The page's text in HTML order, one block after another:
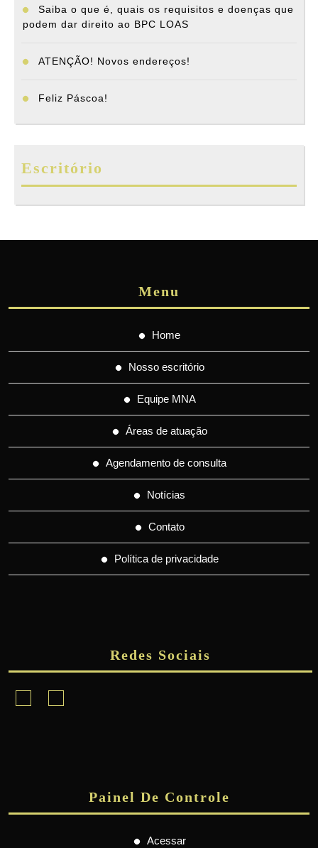
Saiba o que é, quais os requisitos e doenças que
podem dar direito ao BPC LOAS
ATENÇÃO! Novos endereços!
Feliz Páscoa!
Escritório
Menu
Home
Nosso escritório
Equipe MNA
Áreas de atuação
Agendamento de consulta
Notícias
Contato
Política de privacidade
Redes Sociais
Facebook
Painel De Controle
Acessar